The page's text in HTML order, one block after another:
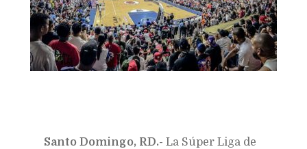
Santo Domingo, RD.- La Súper Liga de